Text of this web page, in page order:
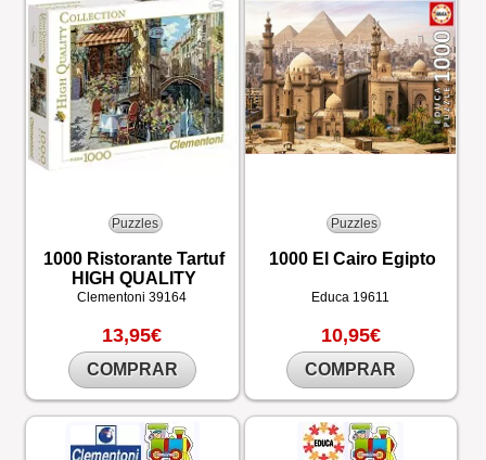
Puzzles
1000 Ristorante Tartuf
HIGH QUALITY
Clementoni39164
13,95€
COMPRAR
Puzzles
1000 El Cairo Egipto
Educa 19611
10,95€
COMPRAR